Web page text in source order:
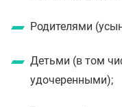
Родителями
Детьми (в том
удочеренными);